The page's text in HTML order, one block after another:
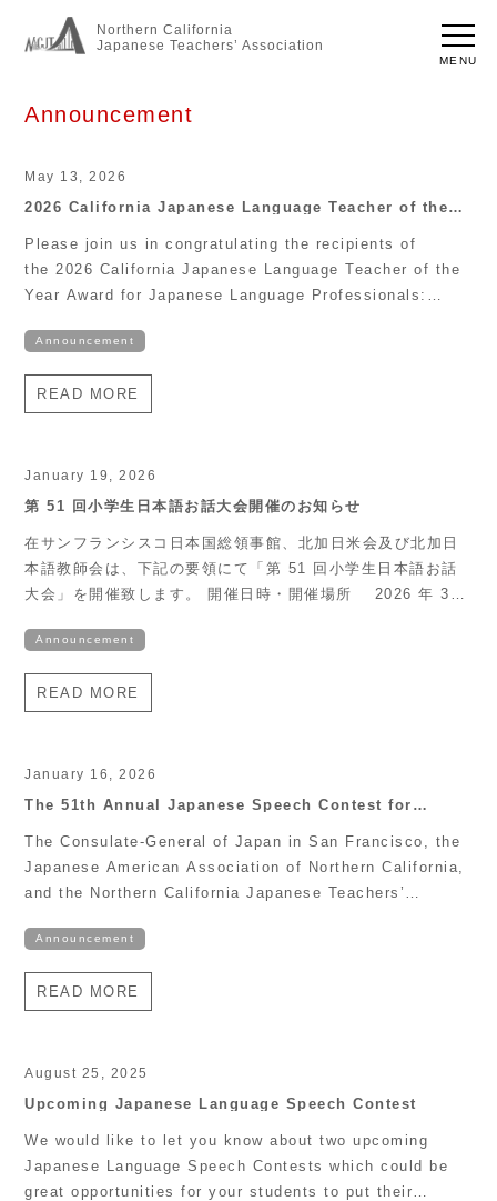
Northern California
Japanese Teachers’ Association
MENU
Announcement
May 13, 2026
2026 California Japanese Language Teacher of the
Please join us in congratulating the recipients of
the 2026 California Japanese Language Teacher of the
Year Award for Japanese Language Professionals:
Excellence in Advocacy:Yuki Takeuchi (CSU
Bakersfield and Bakersfield College) Outstanding
Teacher (K-12 Level): Yukiko Kozuma (Franklin High
Announcement
READ MORE
January 19, 2026
第 51 回小学生日本語お話大会開催のお知らせ
在サンフランシスコ日本国総領事館、北加日米会及び北加日
本語教師会は、下記の要領にて「第 51 回小学生日本語お話
大会」を開催致します。 開催日時・開催場所 2026 年 3
(Japanese Cultural and Community Center of Northern
California) 1840 Sutter Street, San Francisco, CA
94115 参加資格 1. 現在、北カリフォルニア地域の小学校に
間が、1 週間に合計 8 時間以下の小学生。家庭でのみ日本語
を学習している児童、補習校での日本語学習時間。がこの条
で優勝経験のある児童は、以下に説明する同じグループでは
参加出来ません。 大会部門 次の 2 グループに分け、各部門
ごとにコンテストを行います。 グループ A: 1～3 年生 […]
Announcement
READ MORE
January 16, 2026
The 51th Annual Japanese Speech Contest for
The Consulate-General of Japan in San Francisco, the
Japanese American Association of Northern California,
and the Northern California Japanese Teachers’
Japanese Speech Contest for Elementary School
Students as follows: Date and Time Sunday, March 1,
2026 1:00 PM to 4:30 PM Venue JCCCNC (Japanese
Announcement
READ MORE
August 25, 2025
Upcoming Japanese Language Speech Contest
We would like to let you know about two upcoming
Japanese Language Speech Contests which could be
great opportunities for your students to put their